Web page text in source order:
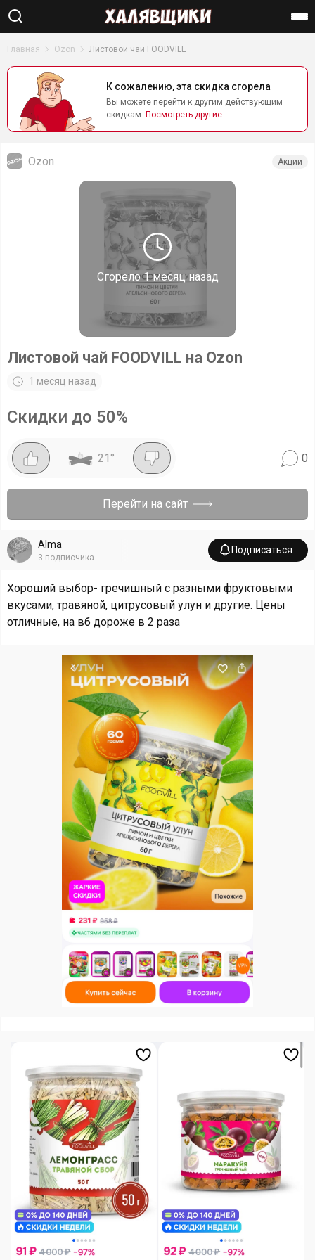
Главная Ozon Листовой чай FOODVILL
К сожалению, эта скидка сгорела
Вы можете перейти к другим действующим
скидкам. Посмотреть другие
Сгорело1 месяц назад
Ozon Акции
Листовой чай FOODVILL на Ozon
1 месяц назад
Скидки до 50%
21 ° 0
Перейти на сайт
Alma
3 подписчика
Подписаться
Хороший выбор- гречишный с разными фруктовыми
вкусами, травяной, цитрусовый улун и другие. Цены
отличные, на вб дороже в 2 раза